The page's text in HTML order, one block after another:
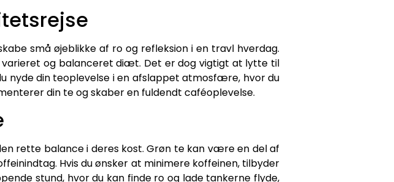
små øjeblikke af ro og refleksion i en travl hverdag.
og balanceret diæt. Det er dog vigtigt at lytte til
nyde din teoplevelse i en afslappet atmosfære, hvor du
din te og skaber en fuldendt caféoplevelse.
rette balance i deres kost. Grøn te kan være en del af
Hvis du ønsker at minimere koffeinen, tilbyder
stund, hvor du kan finde ro og lade tankerne flyde,